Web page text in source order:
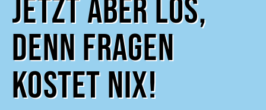
Jetzt aber los,
denn Fragen
kostet nix!